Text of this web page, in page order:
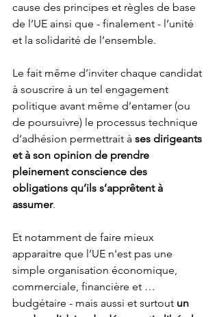
cause des principes et règles de base
de l’UE ainsi que - finalement - l’unité
et la solidarité de l’ensemble.
Le fait même d’inviter chaque candidat
à souscrire à un tel engagement
politique avant même d’entamer (ou
de poursuivre) le processus technique
d’adhésion permettrait à ses dirigeants
et à son opinion de prendre
pleinement conscience des
obligations qu’ils s’apprêtent à
assumer.
Et notamment de faire mieux
apparaitre que l’UE n'est pas une
simple organisation économique,
commerciale, financière et …
budgétaire - mais aussi et surtout un